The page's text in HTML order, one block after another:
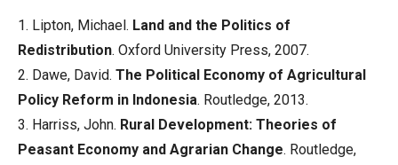
1. Lipton, Michael. Land and the Politics of
Redistribution. Oxford University Press, 2007.
2. Dawe, David. The Political Economy of Agricultural
Policy Reform in Indonesia. Routledge, 2013.
3. Harriss, John. Rural Development: Theories of
Peasant Economy and Agrarian Change. Routledge,